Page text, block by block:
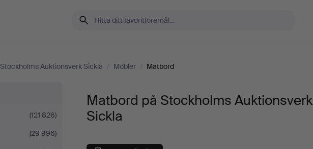
Stockholms Auktionsverk Sickla / Möbler / Matbord
(121 826)
(29 996)
Matbord på Stockholms Auktionsverk
Sickla